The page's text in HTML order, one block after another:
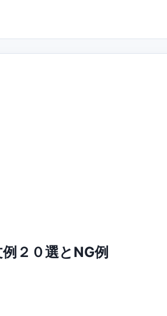
２０選とNG例